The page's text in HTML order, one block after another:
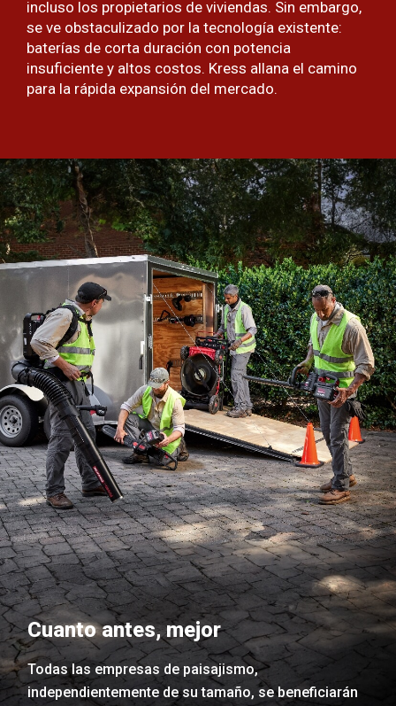
incluso los propietarios de viviendas. Sin embargo,
se ve obstaculizado por la tecnología existente:
baterías de corta duración con potencia
insuficiente y altos costos. Kress allana el camino
para la rápida expansión del mercado.
Cuanto antes, mejor
Todas las empresas de paisajismo,
independientemente de su tamaño, se beneficiarán